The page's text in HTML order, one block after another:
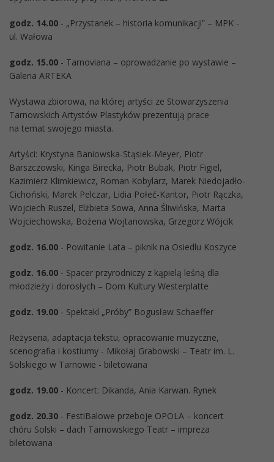
godz. 14.00 - „Przystanek – historia komunikacji” – MPK -
ul. Wałowa
godz. 15.00 - Tarnoviana – oprowadzanie po wystawie –
Galeria ARTEKA
Wystawa zbiorowa, na której artyści ze Stowarzyszenia
Tarnowskich Artystów Plastyków prezentują prace
na temat swojego miasta.
Artyści: Krystyna Baniowska-Stąsiek-Meyer, Piotr
Barszczowski, Kinga Birecka, Piotr Bubak, Piotr Figiel,
Kazimierz Klimkiewicz, Roman Kobylarz, Marek Niedojadło-
Cichoński, Marek Pelczar, Lidia Połeć-Kantor, Piotr Rączka,
Wojciech Ruszel, Elżbieta Sowa, Anna Śliwińska, Marta
Wojciechowska, Bożena Wojtanowska, Grzegorz Wójcik
godz. 16.00 - Powitanie Lata – piknik na Osiedlu Koszyce
godz. 16.00 - Spacer przyrodniczy z kąpielą leśną dla
młodzieży i dorosłych – Dom Kultury Westerplatte
godz. 19.00 - Spektakl „Próby” Bogusław Schaeffer
Reżyseria, adaptacja tekstu, opracowanie muzyczne,
scenografia i kostiumy - Mikołaj Grabowski – Teatr im. L.
Solskiego w Tarnowie - biletowana
godz. 19.00 - Koncert: Dikanda, Ania Karwan. Rynek
godz. 20.30 - FestiBalowe przeboje OPOLA – koncert
chóru Solski – dach Tarnowskiego Teatr – impreza
biletowana